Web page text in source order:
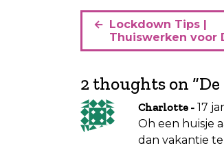
i
c
h
Lockdown Tips |
Thuiswerken voor
2 thoughts on “
Charlotte
17
Oh een huisje
dan vakantie